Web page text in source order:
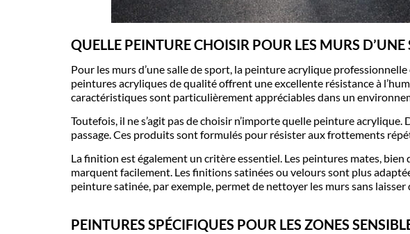
QUELLE PEINTURE CHOISIR POUR LES MURS D’UNE
Pour les murs d’une salle de sport, la peinture acrylique professionnelle
peintures acryliques de qualité offrent une excellente résistance à
caractéristiques sont particulièrement appréciables dans un
Toutefois, il ne s’agit pas de choisir n’importe quelle peinture
passage. Ces produits sont formulés pour résister aux frottements
La finition est également un critère essentiel. Les peintures mates,
marquent facilement. Lesfinitions satinées ou velourssont plus
peinture satinée, par exemple, permet de nettoyer les murs sans
PEINTURES SPÉCIFIQUES POUR LES ZONES